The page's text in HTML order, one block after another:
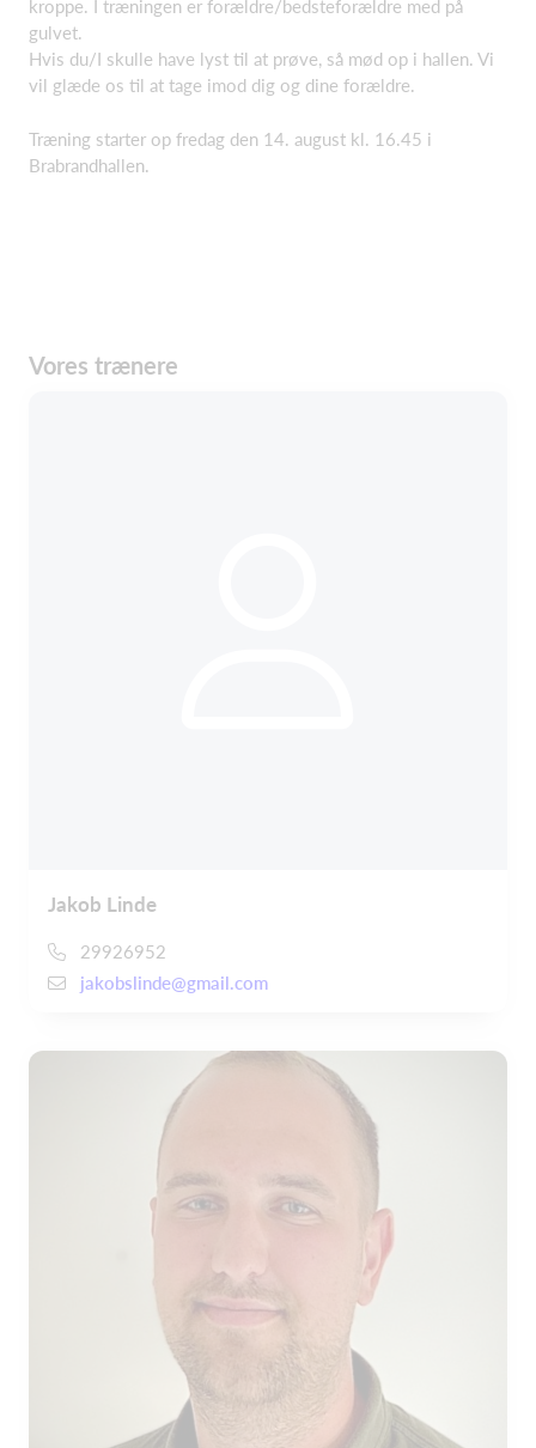
kroppe. I træningen er forældre/bedsteforældre med på
gulvet.
Hvis du/I skulle have lyst til at prøve, så mød op i hallen. Vi
vil glæde os til at tage imod dig og dine forældre.
Træning starter op fredag den 14. august kl. 16.45 i
Brabrandhallen.
Vores trænere
Jakob Linde
29926952
jakobslinde@gmail.com